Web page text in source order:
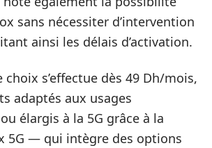
sans nécessiter d’intervention
ainsi les délais d’activation.
s’effectue dès 49 Dh/mois,
adaptés aux usages
élargis à la 5G grâce à la
5G — qui intègre des options